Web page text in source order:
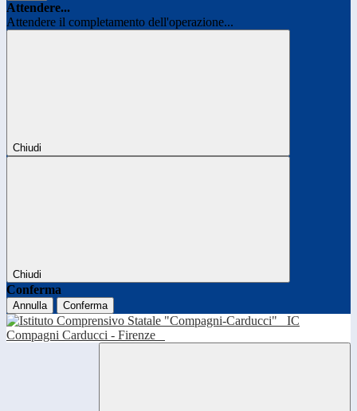
Attendere...
Attendere il completamento dell'operazione...
Chiudi
Chiudi
Conferma
Annulla Conferma
IC
Compagni Carducci - Firenze